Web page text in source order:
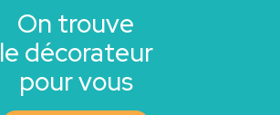
On trouve
le décorateur
pour vous